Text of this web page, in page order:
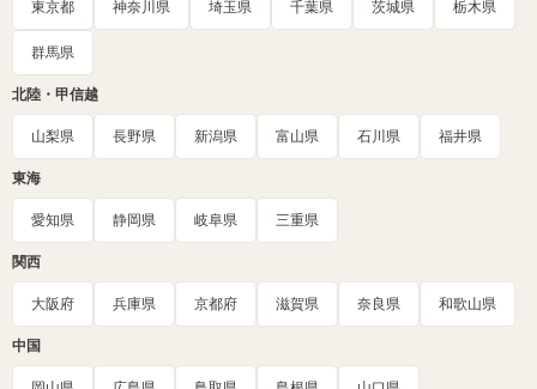
東京都 神奈川県 埼玉県 千葉県 茨城県 栃木県
群馬県
北陸・甲信越
山梨県 長野県 新潟県 富山県 石川県 福井県
東海
愛知県 静岡県 岐阜県 三重県
関西
大阪府 兵庫県 京都府 滋賀県 奈良県 和歌山県
中国